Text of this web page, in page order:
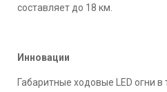
составляет до 18 км.
Инновации
Габаритные ходовые LED огни